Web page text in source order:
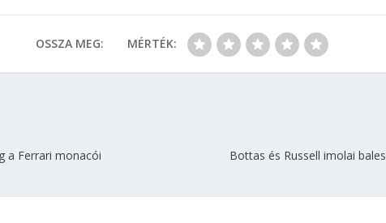
OSSZA MEG: MÉRTÉK:
a Ferrari monacói
Bottas és Russell imolai